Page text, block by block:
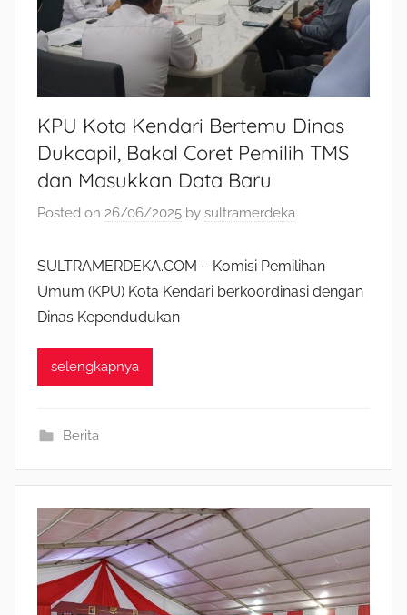
KPU Kota Kendari Bertemu Dinas
Dukcapil, Bakal Coret Pemilih TMS
dan Masukkan Data Baru
Posted on 26/06/2025 by sultramerdeka
SULTRAMERDEKA.COM – Komisi Pemilihan
Umum (KPU) Kota Kendari berkoordinasi dengan
Dinas Kependudukan
selengkapnya
Berita